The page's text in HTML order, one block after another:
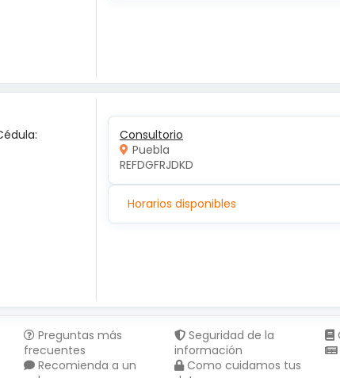
Consultorio
Puebla
REFDGFRJDKD
Horarios disponibles
Preguntas más
frecuentes
Recomienda a un
Seguridad de la
información
Como cuidamos tus